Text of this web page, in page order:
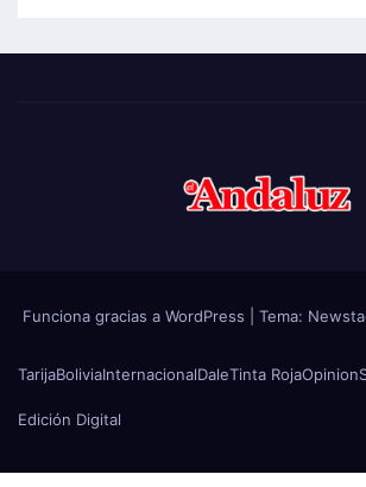
Funciona gracias a WordPress Tema:
TarijaBoliviaInternacionalDaleTinta RojaOpinion
Edición Digital